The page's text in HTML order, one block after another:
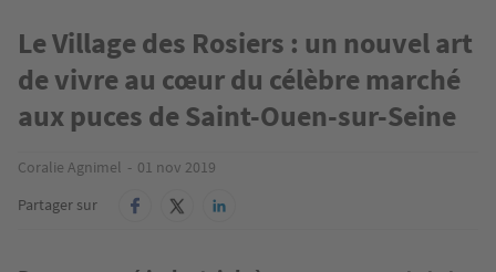
Le Village des Rosiers : un nouvel art
de vivre au cœur du célèbre marché
aux puces de Saint-Ouen-sur-Seine
Coralie Agnimel
01 nov 2019
Partager sur